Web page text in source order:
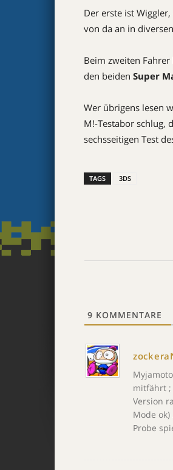
Der erste ist
von da an in
Beim zweiten
den beiden Super
Wer übrigens lesen
M!-Testabor schlug,
sechsseitigen Test
TAGS 3DS
9 KOMMENTARE
mitfährt ;
Version
Mode
Probe